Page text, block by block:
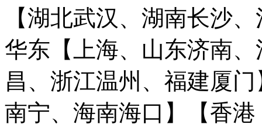
【湖北武汉、湖南长沙
华东【上海、山东济南
昌、浙江温州、福建厦门
南宁、海南海口】
【香